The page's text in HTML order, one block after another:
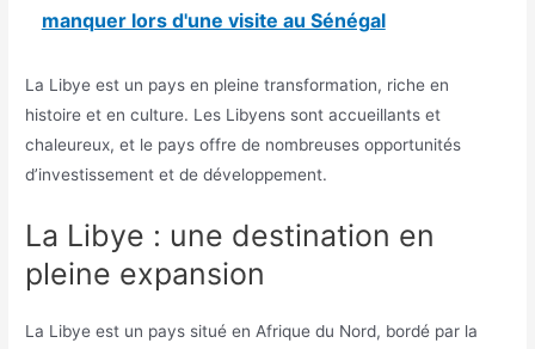
manquer lors d'une visite au Sénégal
La Libye est un pays en pleine transformation, riche en
histoire et en culture. Les Libyens sont accueillants et
chaleureux, et le pays offre de nombreuses opportunités
d’investissement et de développement.
La Libye : une destination en
pleine expansion
La Libye est un pays situé en Afrique du Nord, bordé par la